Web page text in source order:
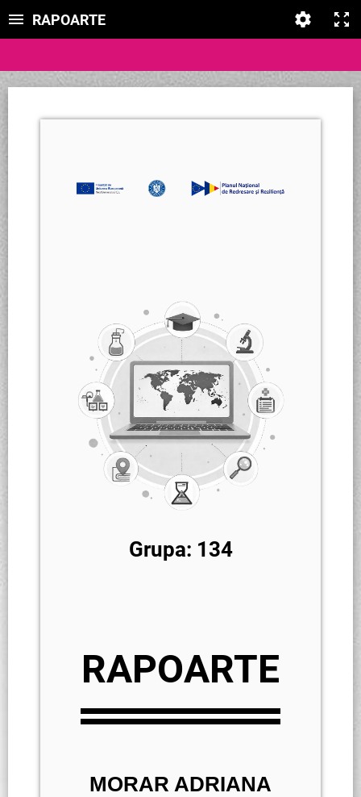
RAPOARTE
Grupa: 134
RAPOARTE
MORAR ADRIANA